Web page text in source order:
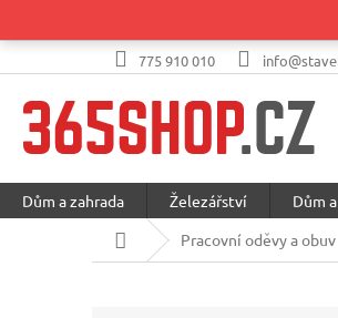
775 910 010
Dům a zahrada Železářství Dům
Domů
Pracovní oděvy a obuv